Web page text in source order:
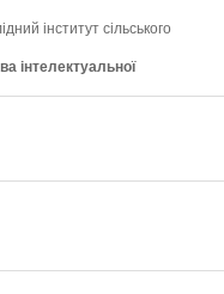
інститут сільського
інтелектуальної